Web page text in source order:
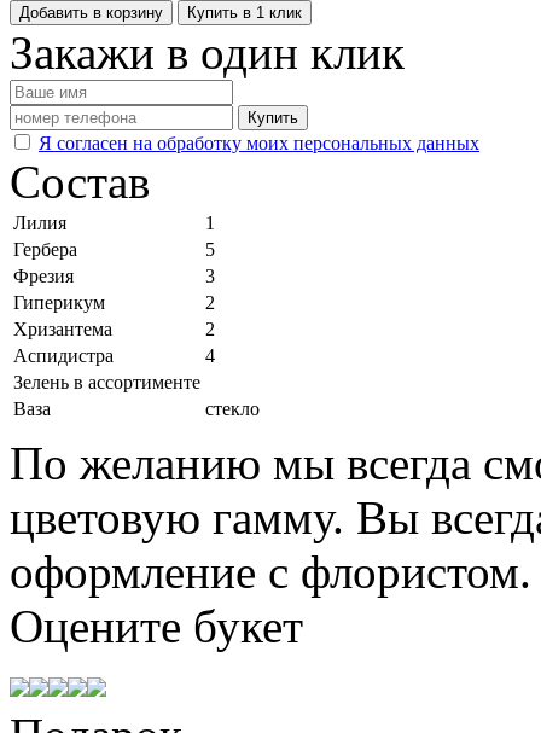
Добавить в корзину Купить в 1 клик
Закажи в один клик
Купить
Я согласен на обработку моих персональных данных
Состав
Лилия
1
Гербера
5
Фрезия
3
Гиперикум
2
Хризантема
2
Аспидистра
4
Зелень в ассортименте
Ваза
стекло
По желанию мы всегда
цветовую гамму. Вы
оформление с флористом.
Оцените букет